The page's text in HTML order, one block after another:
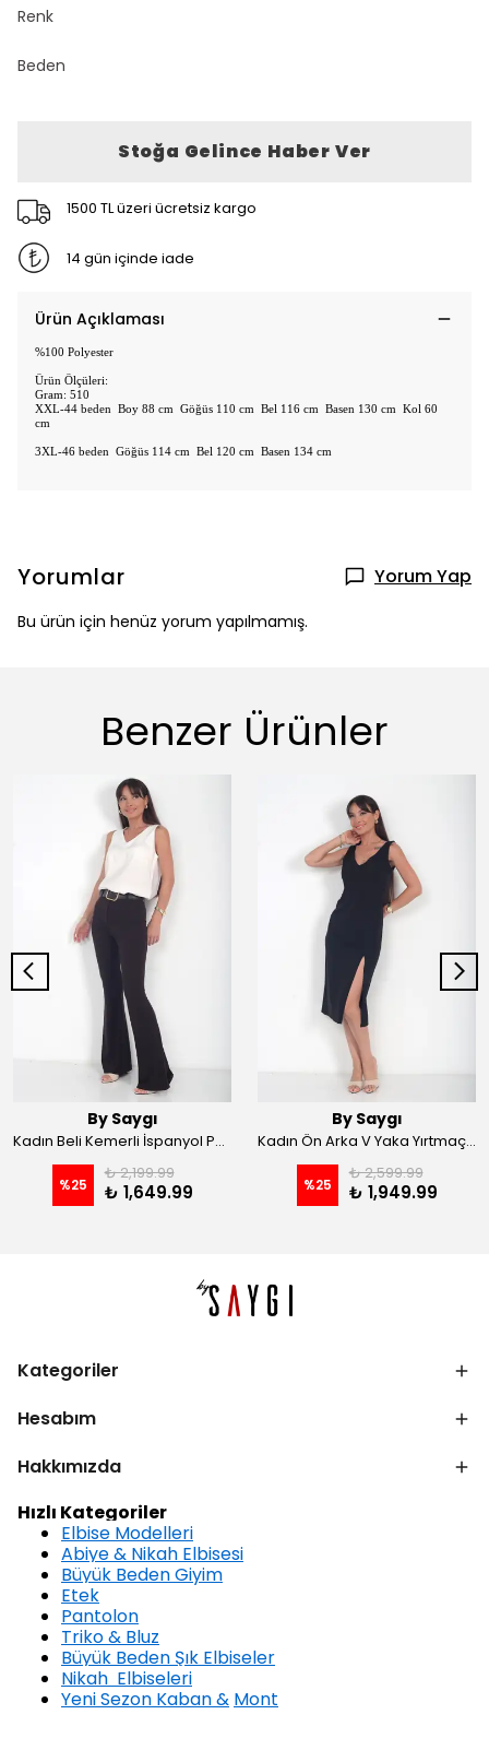
Renk
Beden
Stoğa Gelince Haber Ver
1500 TL üzeri ücretsiz kargo
14 gün içinde iade
Ürün Açıklaması
%100 Polyester
Ürün Ölçüleri:
Gram: 510
XXL-44 beden Boy 88 cm Göğüs 110 cm Bel 116 cm Basen 130 cm Kol 60
cm
3XL-46 beden Göğüs 114 cm Bel 120 cm Basen 134 cm
Yorumlar Yorum Yap
Bu ürün için henüz yorum yapılmamış.
Benzer Ürünler
By Saygı
Kadın Beli Kemerli İspanyol Paça Likralı Krep Pantolon - Kahve
%25
₺ 2,199.99
₺ 1,649.99
By Saygı
Kadın Ön Arka V Yaka Yırtmaçlı Likralı Scuba Midi Elbise - Siyah
%25
₺ 2,599.99
₺ 1,949.99
Kategoriler
Hesabım
Hakkımızda
Hızlı Kategoriler
Elbise Modelleri
Abiye & Nikah Elbisesi
Büyük Beden Giyim
Etek
Pantolon
Triko & Bluz
Büyük Beden Şık Elbiseler
Nikah Elbiseleri
Yeni Sezon Kaban & Mont